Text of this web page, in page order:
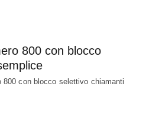
800 con blocco
800 con blocco selettivo chiamanti